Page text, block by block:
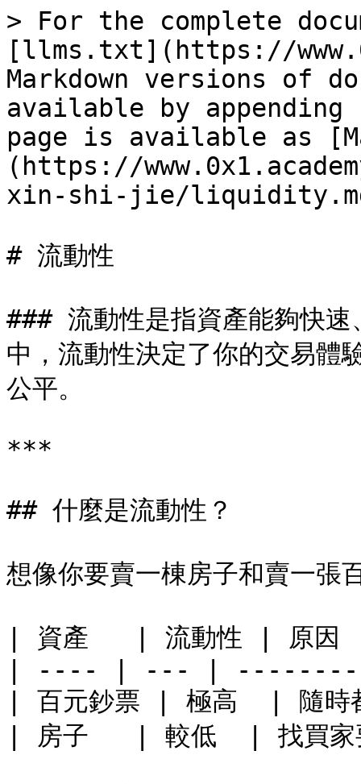
> For the complete
[llms.txt](https://
Markdown versions of
available by
page is available as
(https://
xin-shi-jie/
# 流動性
### 流動性是指資產能夠快
中，流動性決定了你的交易體
公平。
***
## 什麼是流動性？
想像你要賣一棟房子和賣一張
| 資產   | 流動性 |
| ---- | --- |
| 百元鈔票 | 極高  | 隨時
| 房子   | 較低  | 找買家